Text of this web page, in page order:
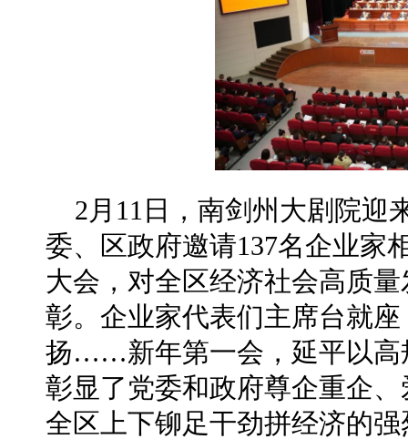
2月11日，南剑州大剧院迎
委、区政府邀请137名企业家
大会，对全区经济社会高质
彰。企业家代表们主席台就
扬……新年第一会，延平以高
彰显了党委和政府尊企重企
全区上下铆足干劲拼经济的